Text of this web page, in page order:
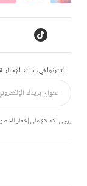
إشتركوا في رسالتنا الإخبارية
يرجى الاطلاع على إشعار